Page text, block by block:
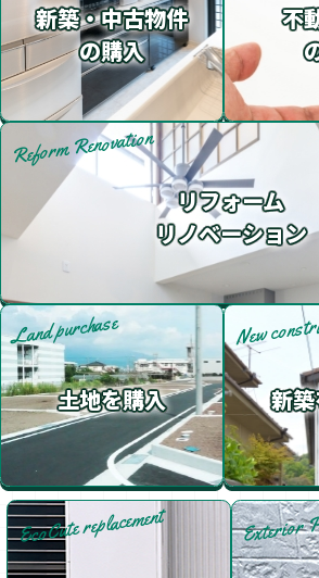
新築・中古物件
の購入
不
リフォーム
リノベーション
Reform Renovation
土地を購入
Land purchase
新
New
EcoCute replacement Exterior